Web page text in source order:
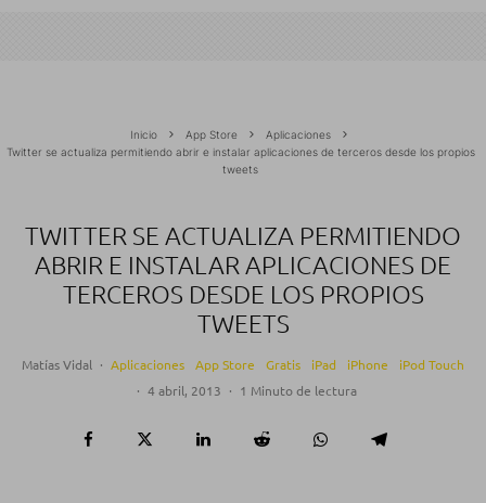
Inicio App Store
Aplicaciones
Twitter se actualiza permitiendo abrir e instalar aplicaciones de terceros desde los propios
tweets
TWITTER SE ACTUALIZA PERMITIENDO
ABRIR E INSTALAR APLICACIONES DE
TERCEROS DESDE LOS PROPIOS
TWEETS
Matías Vidal · Aplicaciones App Store Gratis iPad iPhone
iPod Touch
· 4 abril, 2013 · 1 Minuto de lectura